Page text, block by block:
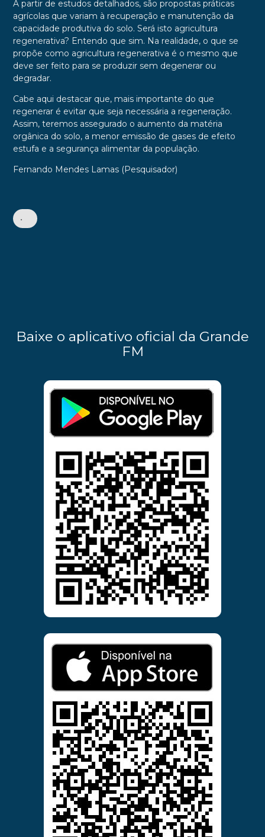
A partir de estudos detalhados, são propostas práticas
agrícolas que variam à recuperação e manutenção da
capacidade produtiva do solo. Será isto agricultura
regenerativa? Entendo que sim. Na realidade, o que se
propõe como agricultura regenerativa é o mesmo que
deve ser feito para se produzir sem degenerar ou
degradar.
Cabe aqui destacar que, mais importante do que
regenerar é evitar que seja necessária a regeneração.
Assim, teremos assegurado o aumento da matéria
orgânica do solo, a menor emissão de gases de efeito
estufa e a segurança alimentar da população.
Fernando Mendes Lamas (Pesquisador)
•
Baixe o aplicativo oficial da Grande
FM